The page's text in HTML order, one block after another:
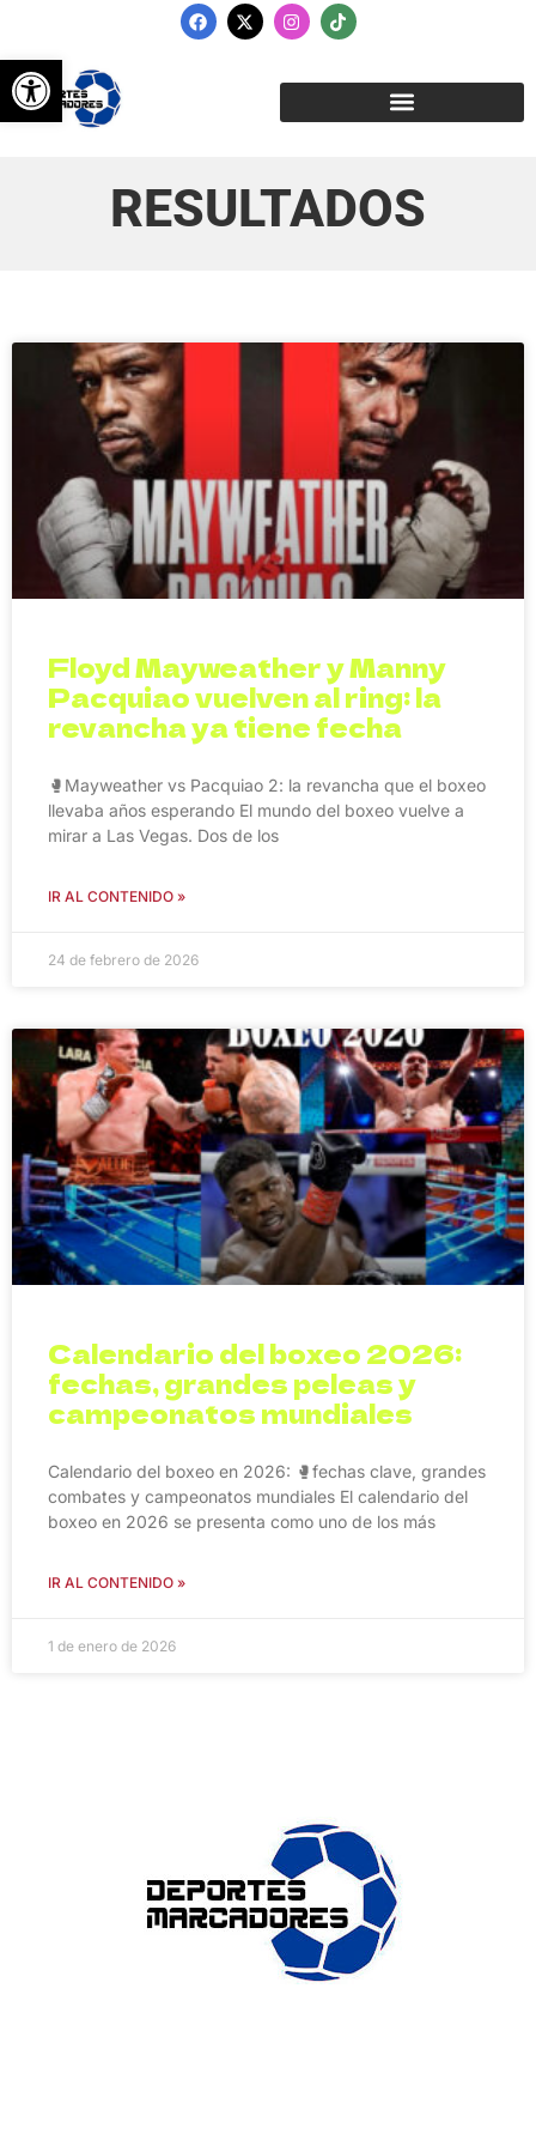
Abrir barra de herramientas
RESULTADOS
Floyd Mayweather y Manny
Pacquiao vuelven al ring: la
revancha ya tiene fecha
🥊Mayweather vs Pacquiao 2: la revancha que el boxeo
llevaba años esperando El mundo del boxeo vuelve a
mirar a Las Vegas. Dos de los
IR AL CONTENIDO »
24 de febrero de 2026
Calendario del boxeo 2026:
fechas, grandes peleas y
campeonatos mundiales
Calendario del boxeo en 2026: 🥊fechas clave, grandes
combates y campeonatos mundiales El calendario del
boxeo en 2026 se presenta como uno de los más
IR AL CONTENIDO »
1 de enero de 2026